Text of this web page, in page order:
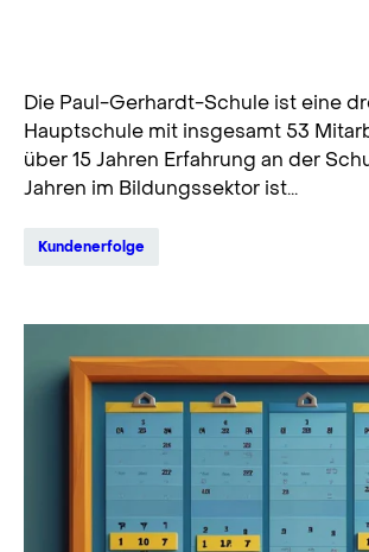
Die Paul-Gerhardt-Schule ist eine
Hauptschule mit insgesamt 53
über 15 Jahren Erfahrung an der
Jahren im Bildungssektor ist...
Kundenerfolge